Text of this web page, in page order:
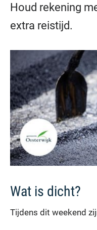
Houd rekening
extra reistijd.
Wat is dicht?
Tijdens dit weekend